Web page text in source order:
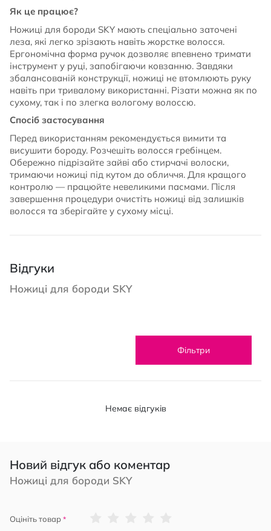
Як це працює?
Ножиці для бороди SKY мають спеціально заточені
леза, які легко зрізають навіть жорстке волосся.
Ергономічна форма ручок дозволяє впевнено тримати
інструмент у руці, запобігаючи ковзанню. Завдяки
збалансованій конструкції, ножиці не втомлюють руку
навіть при тривалому використанні. Різати можна як по
сухому, так і по злегка вологому волоссю.
Спосіб застосування
Перед використанням рекомендується вимити та
висушити бороду. Розчешіть волосся гребінцем.
Обережно підрізайте зайві або стирчачі волоски,
тримаючи ножиці під кутом до обличчя. Для кращого
контролю — працюйте невеликими пасмами. Після
завершення процедури очистіть ножиці від залишків
волосся та зберігайте у сухому місці.
Відгуки
Ножиці для бороди SKY
Фільтри
Немає відгуків
Новий відгук або коментар
Ножиці для бороди SKY
Оцініть товар